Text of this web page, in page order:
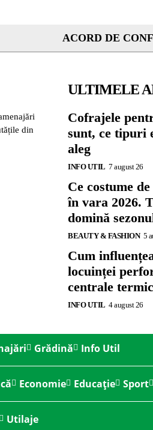
ACORD DE
din
ULTIMELE
Cofrajele
sunt, ce tipuri
aleg
INFO UTIL 7 august 26
Ce costume
în vara 2026.
domină
BEAUTY & FASHION 5
Cum
locuinței
centrale
INFO UTIL 4 august 26
Grădină Info Util
Economie Educație Sport
Utilaje